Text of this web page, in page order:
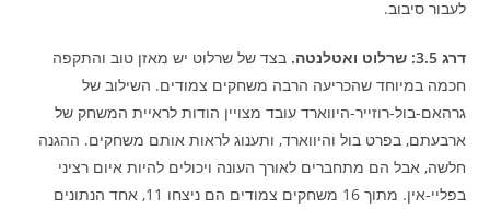
לעבור סיבוב.
דרג 3.5: שרלוט ואטלנטה.
בצד של שרלוט יש מאזן טוב והתקפה
חכמה במיוחד שהכריעה הרבה משחקים צמודים. השילוב של
גרהאם-בול-רוזייר-היווארד עובד מצויין הודות לראיית המשחק של
ארבעתם, בפרט בול והיווארד, ותענוג לראות אותם משחקים. ההגנה
חלשה, אבל הם מתחברים לאורך העונה ויכולים להיות איום רציני
בפליי-אין. מתוך 16 משחקים צמודים הם ניצחו 11, אחד הנתונים